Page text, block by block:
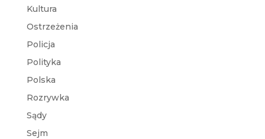
Kultura
Ostrzeżenia
Policja
Polityka
Polska
Rozrywka
Sądy
Sejm